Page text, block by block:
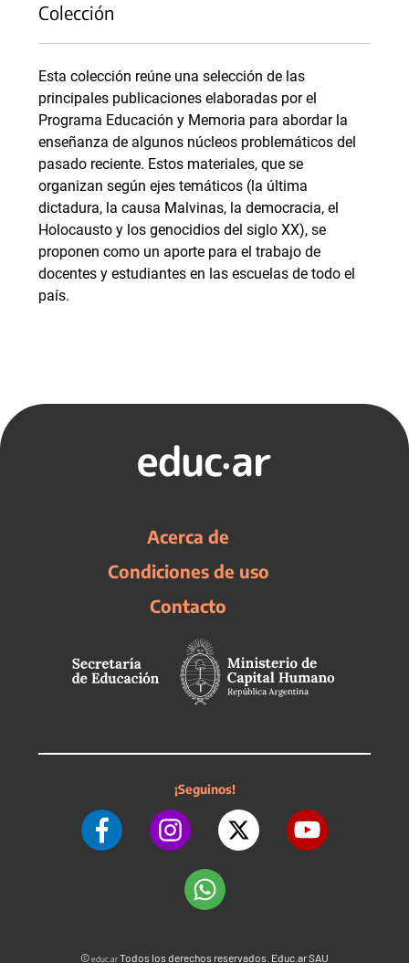
Colección
Esta colección reúne una selección de las
principales publicaciones elaboradas por el
Programa Educación y Memoria para abordar la
enseñanza de algunos núcleos problemáticos del
pasado reciente. Estos materiales, que se
organizan según ejes temáticos (la última
dictadura, la causa Malvinas, la democracia, el
Holocausto y los genocidios del siglo XX), se
proponen como un aporte para el trabajo de
docentes y estudiantes en las escuelas de todo el
país.
Acerca de
Condiciones de uso
Contacto
¡Seguinos!
©educ.arTodos los derechos reservados. Educ.ar SAU